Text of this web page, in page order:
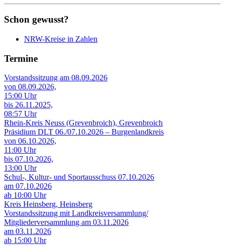
Schon gewusst?
NRW-Kreise in Zahlen
Termine
Vorstandssitzung am 08.09.2026
von 08.09.2026,
15:00 Uhr
bis 26.11.2025,
08:57 Uhr
Rhein-Kreis Neuss (Grevenbroich), Grevenbroich
Präsidium DLT 06./07.10.2026 – Burgenlandkreis
von 06.10.2026,
11:00 Uhr
bis 07.10.2026,
13:00 Uhr
Schul-, Kultur- und Sportausschuss 07.10.2026
am 07.10.2026
ab 10:00 Uhr
Kreis Heinsberg, Heinsberg
Vorstandssitzung mit Landkreisversammlung/
Mitgliederversammlung am 03.11.2026
am 03.11.2026
ab 15:00 Uhr